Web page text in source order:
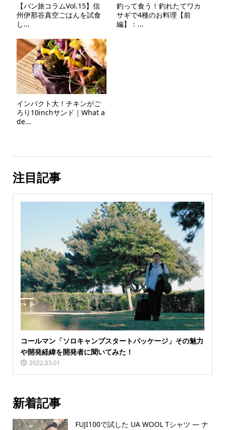
【バン旅コラムVol.15】信
州伊那谷真空ごはんを試食
し...
釣って食う！釣れたてワカ
サギで4種のお料理【前
編】：...
インパクト大！チキンがご
ろり10inchサンド｜What a
de...
注目記事
コールマン「ソロキャンプスタートパッケージ」その魅力
や開発経緯を開発者に聞いてみた！
2022.03.01
新着記事
FUJI100で試した UA WOOL Tシャツ — ナ